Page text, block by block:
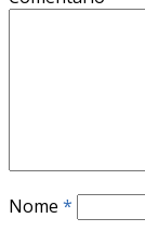
Nome *